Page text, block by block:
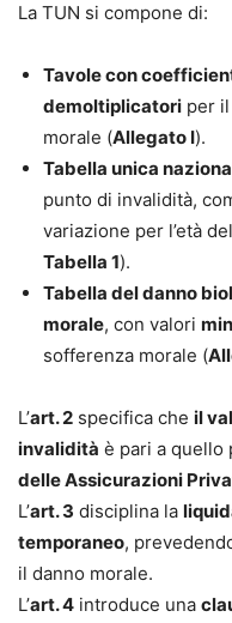
La TUN si compone di:
Tavole con
demoltiplicatori per
morale (Allegato I).
Tabella unica
punto di invalidità,
variazione per l’età
Tabella 1).
Tabella del danno
morale, con valori
sofferenza morale (
L’art. 2 specifica che il
invalidità è pari a quello
delle Assicurazioni
L’art. 3 disciplina la
temporaneo,
il danno morale.
L’art. 4 introduce una